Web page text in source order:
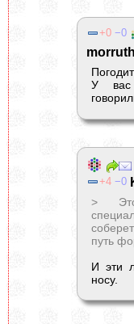
0 0
morruth
У вас
4 0
>
путь
И эти
носу.